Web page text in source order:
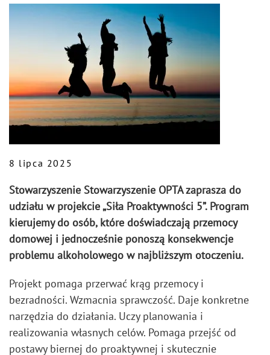
8 lipca 2025
Stowarzyszenie Stowarzyszenie OPTA zaprasza do
udziału w projekcie „Siła Proaktywności 5”. Program
kierujemy do osób, które doświadczają przemocy
domowej i jednocześnie ponoszą konsekwencje
problemu alkoholowego w najbliższym otoczeniu.
Projekt pomaga przerwać krąg przemocy i
bezradności. Wzmacnia sprawczość. Daje konkretne
narzędzia do działania. Uczy planowania i
realizowania własnych celów. Pomaga przejść od
postawy biernej do proaktywnej i skutecznie